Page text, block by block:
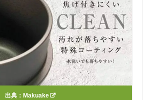
出典： Makuake